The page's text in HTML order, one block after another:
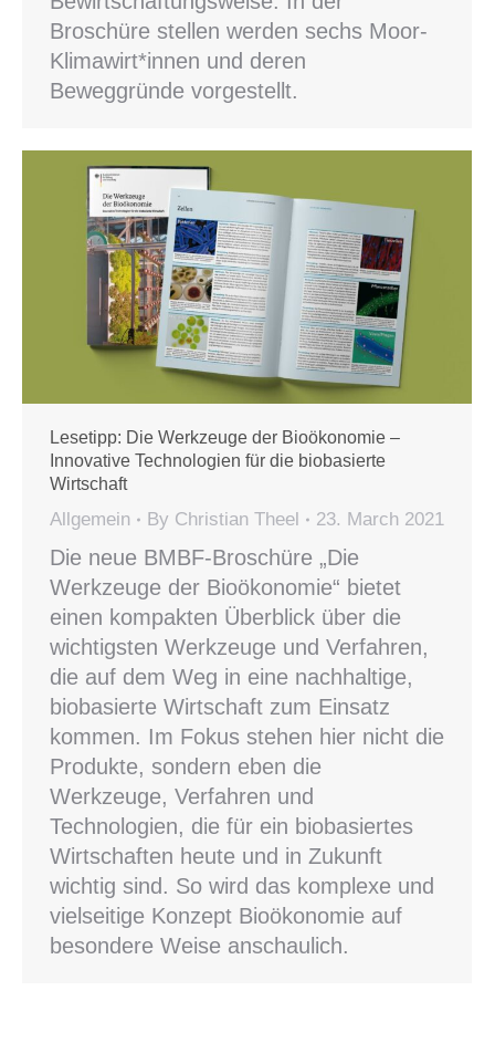
Broschüre stellen werden sechs Moor-
Klimawirt*innen und deren
Beweggründe vorgestellt.
Lesetipp: Die Werkzeuge der Bioökonomie –
Innovative Technologien für die biobasierte
Wirtschaft
Allgemein By Christian Theel 23. March 2021
Die neue BMBF-Broschüre „Die
Werkzeuge der Bioökonomie“ bietet
einen kompakten Überblick über die
wichtigsten Werkzeuge und Verfahren,
die auf dem Weg in eine nachhaltige,
biobasierte Wirtschaft zum Einsatz
kommen. Im Fokus stehen hier nicht die
Produkte, sondern eben die
Werkzeuge, Verfahren und
Technologien, die für ein biobasiertes
Wirtschaften heute und in Zukunft
wichtig sind. So wird das komplexe und
vielseitige Konzept Bioökonomie auf
besondere Weise anschaulich.